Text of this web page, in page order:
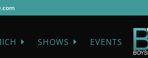
SHOWS EVENTS